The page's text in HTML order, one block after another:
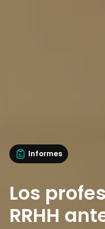
Informes
Los
RRHH